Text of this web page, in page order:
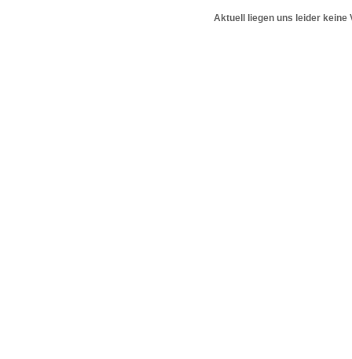
Aktuell liegen uns leider keine